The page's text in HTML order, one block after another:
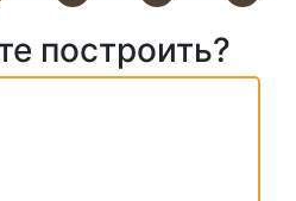
построить?